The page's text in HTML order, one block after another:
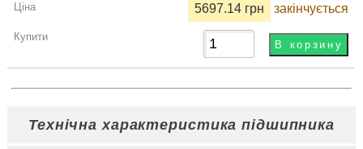
5697.14 грн закінчується
Технічна характеристика підшипника